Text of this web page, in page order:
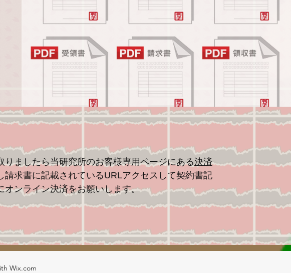
りましたら当研究所のお客様専用ページにある決済
請求書に記載されているURLアクセスして契約書記
オンライン決済をお願いします。
Wix.com